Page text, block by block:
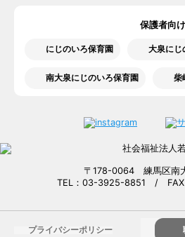
保護者向け
にじのいろ保育園 大泉にじ
南大泉にじのいろ保育園 柴
〒178-0064 練馬区南
TEL：03-3925-8851 / FAX
プライバシーポリシー